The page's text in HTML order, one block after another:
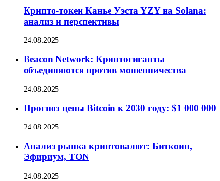
Крипто-токен Канье Уэста YZY на Solana:
анализ и перспективы
24.08.2025
Beacon Network: Криптогиганты
объединяются против мошенничества
24.08.2025
Прогноз цены Bitcoin к 2030 году: $1 000 000
24.08.2025
Анализ рынка криптовалют: Биткоин,
Эфириум, TON
24.08.2025